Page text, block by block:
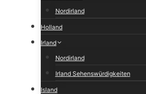
Nordirland
Holland
Irland
Nordirland
Irland Sehenswürdigkeiten
Island